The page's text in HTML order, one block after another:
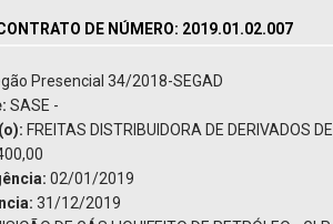
DE NÚMERO: 2019.01.02.007
Presencial 34/2018-SEGAD
SASE -
FREITAS DISTRIBUIDORA DE DERIVADOS
02/01/2019
31/12/2019